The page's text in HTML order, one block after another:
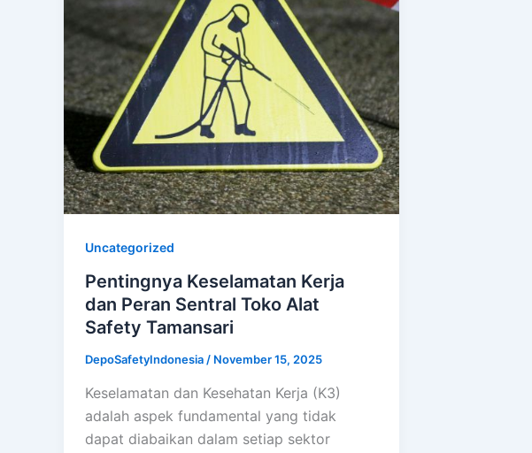
Uncategorized
Pentingnya Keselamatan Kerja
dan Peran Sentral Toko Alat
Safety Tamansari
DepoSafetyIndonesia/ November 15, 2025
Keselamatan dan Kesehatan Kerja (K3)
adalah aspek fundamental yang tidak
dapat diabaikan dalam setiap sektor